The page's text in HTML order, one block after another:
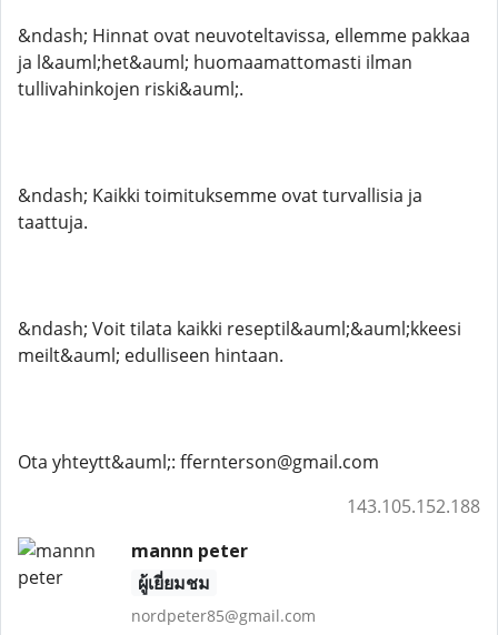
&ndash; Hinnat ovat neuvoteltavissa, ellemme pakkaa
ja l&auml;het&auml; huomaamattomasti ilman
tullivahinkojen riski&auml;.
&ndash; Kaikki toimituksemme ovat turvallisia ja
taattuja.
&ndash; Voit tilata kaikki reseptil&auml;&auml;kkeesi
meilt&auml; edulliseen hintaan.
Ota yhteytt&auml;: ffernterson@gmail.com
143.105.152.188
mannn peter
ผู้เยี่ยมชม
nordpeter85@gmail.com